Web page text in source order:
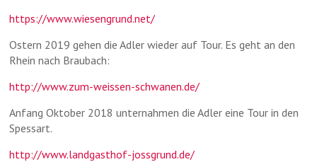
https://www.wiesengrund.net/
Ostern 2019 gehen die Adler wieder auf Tour. Es geht an den
Rhein nach Braubach:
http://www.zum-weissen-schwanen.de/
Anfang Oktober 2018 unternahmen die Adler eine Tour in den
Spessart.
http://www.landgasthof-jossgrund.de/